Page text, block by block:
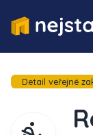
Detail veřejné